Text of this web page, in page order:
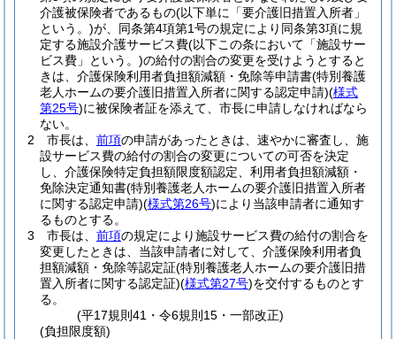
介護被保険者であるもの(以下単に「要介護旧措置入所者」
という。)が、同条第4項第1号の規定により同条第3項に規
定する施設介護サービス費(以下この条において「施設サー
ビス費」という。)の給付の割合の変更を受けようとすると
きは、介護保険利用者負担額減額・免除等申請書(特別養護
老人ホームの要介護旧措置入所者に関する認定申請)(様式
第25号)に被保険者証を添えて、市長に申請しなければなら
ない。
2
市長は、 前項の申請があったときは、速やかに審査し、施
設サービス費の給付の割合の変更についての可否を決定
し、介護保険特定負担額限度額認定、利用者負担額減額・
免除決定通知書(特別養護老人ホームの要介護旧措置入所者
に関する認定申請)(様式第26号)により当該申請者に通知す
るものとする。
3
市長は、 前項の規定により施設サービス費の給付の割合を
変更したときは、当該申請者に対して、介護保険利用者負
担額減額・免除等認定証(特別養護老人ホームの要介護旧措
置入所者に関する認定証)(様式第27号)を交付するものとす
る。
(平17規則41・令6規則15・一部改正)
(負担限度額)